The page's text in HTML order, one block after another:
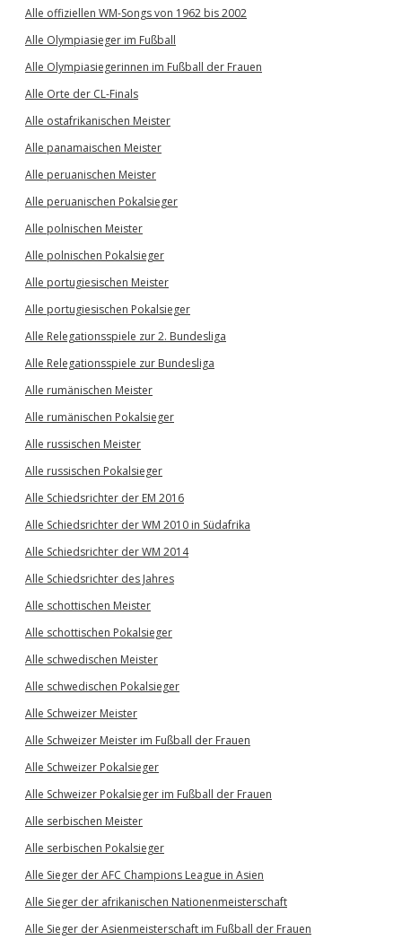
Alle offiziellen WM-Songs von 1962 bis 2002
Alle Olympiasieger im Fußball
Alle Olympiasiegerinnen im Fußball der Frauen
Alle Orte der CL-Finals
Alle ostafrikanischen Meister
Alle panamaischen Meister
Alle peruanischen Meister
Alle peruanischen Pokalsieger
Alle polnischen Meister
Alle polnischen Pokalsieger
Alle portugiesischen Meister
Alle portugiesischen Pokalsieger
Alle Relegationsspiele zur 2. Bundesliga
Alle Relegationsspiele zur Bundesliga
Alle rumänischen Meister
Alle rumänischen Pokalsieger
Alle russischen Meister
Alle russischen Pokalsieger
Alle Schiedsrichter der EM 2016
Alle Schiedsrichter der WM 2010 in Südafrika
Alle Schiedsrichter der WM 2014
Alle Schiedsrichter des Jahres
Alle schottischen Meister
Alle schottischen Pokalsieger
Alle schwedischen Meister
Alle schwedischen Pokalsieger
Alle Schweizer Meister
Alle Schweizer Meister im Fußball der Frauen
Alle Schweizer Pokalsieger
Alle Schweizer Pokalsieger im Fußball der Frauen
Alle serbischen Meister
Alle serbischen Pokalsieger
Alle Sieger der AFC Champions League in Asien
Alle Sieger der afrikanischen Nationenmeisterschaft
Alle Sieger der Asienmeisterschaft im Fußball der Frauen